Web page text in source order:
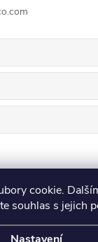
cookie.
souhlas s jejich